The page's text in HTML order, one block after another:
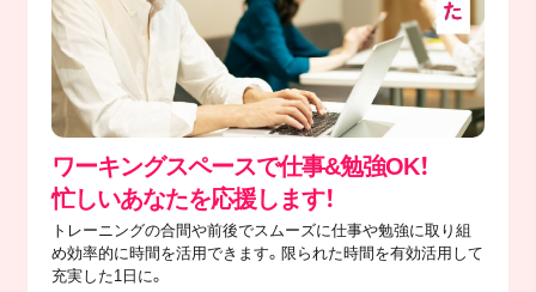
ワーキングスペースで仕事&勉強OK！
忙しいあなたを応援します！
トレーニングの合間や前後でスムーズに仕事や勉強に取り組
め効率的に時間を活用できます。限られた時間を有効活用して
充実した1日に。